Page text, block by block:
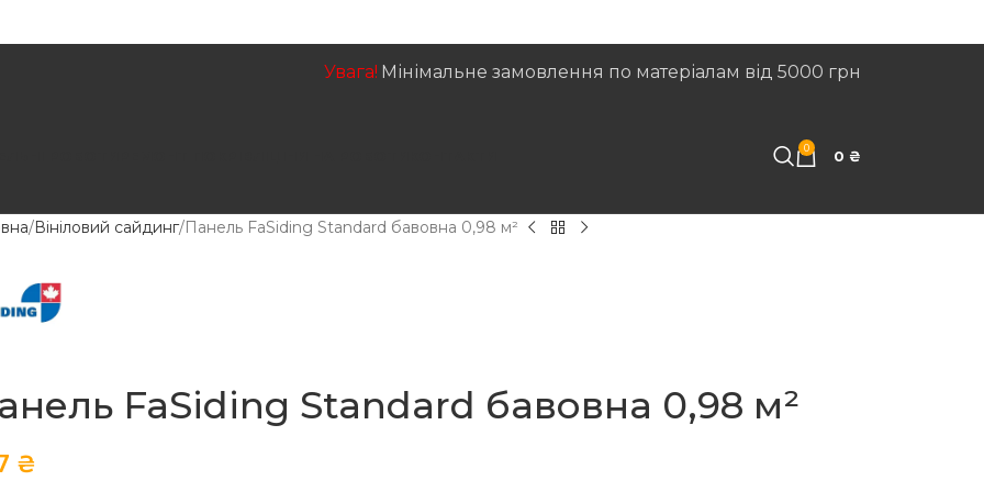
Увага! Мінімальне замовлення по матеріалам від 5000 грн
0 0 ₴
Вініловий сайдинг Панель FaSiding Standard бавовна 0,98 м²
FaSiding Standard бавовна 0,98 м²
₴